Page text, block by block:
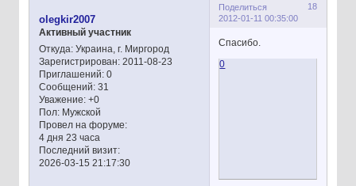
Поделиться
18
2012-01-11 00:35:00
olegkir2007
Активный участник
Откуда:Украина, г. Миргород
Зарегистрирован: 2011-08-23
Приглашений:0
Сообщений:31
Уважение: +0
Пол:Мужской
Провел на форуме:
4 дня 23 часа
Последний визит:
2026-03-15 21:17:30
Спасибо.
0